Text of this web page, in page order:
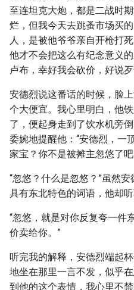
至连坦克大炮，都是二战时
烂，但我今天去跳蚤市场买
人，是被他爷爷亲自开枪打
他才不会把这么有纪念意义
卢布，幸好我会砍价，好说
安德烈说这番话的时候，脸
个大便宜。我心里明白，他
了，便起身走到了饮水机旁
委婉地提醒他：“安德烈，一
家宝？你不是被摊主忽悠了吧
“忽悠？什么是忽悠？”虽然
具有东北特色的词语，他却听
“忽悠，就是对你反复夸一件
价卖给你。”
听完我的解释，安德烈端起
地坐在那里一言不发，似乎
到他的这个表情，我心里不